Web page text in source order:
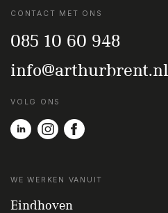
CONTACT MET ONS
085 10 60 948
info@arthurbrent.nl
VOLG ONS
WE WERKEN VANUIT
Eindhoven